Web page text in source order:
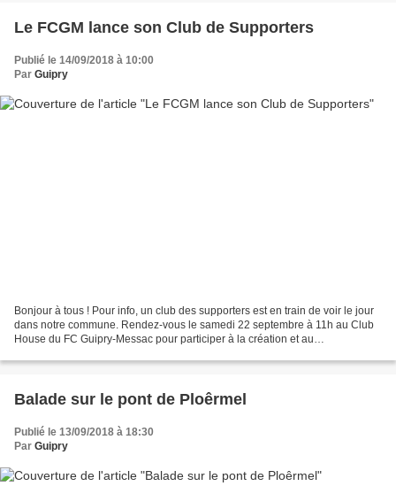
Le FCGM lance son Club de Supporters
Publié le 14/09/2018 à 10:00
Par Guipry
Bonjour à tous ! Pour info, un club des supporters est en train de voir le jour
dans notre commune. Rendez-vous le samedi 22 septembre à 11h au Club
House du FC Guipry-Messac pour participer à la création et au
Balade sur le pont de Ploêrmel
Publié le 13/09/2018 à 18:30
Par Guipry